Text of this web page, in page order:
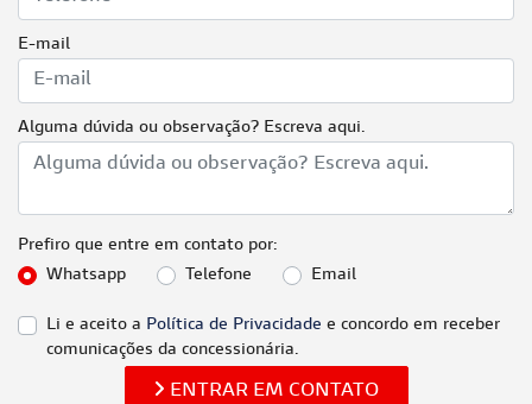
E-mail
Alguma dúvida ou observação? Escreva aqui.
Prefiro que entre em contato por:
Whatsapp
Telefone Email
Li e aceito a Política de Privacidade e concordo em receber
comunicações da concessionária.
ENTRAR EM CONTATO